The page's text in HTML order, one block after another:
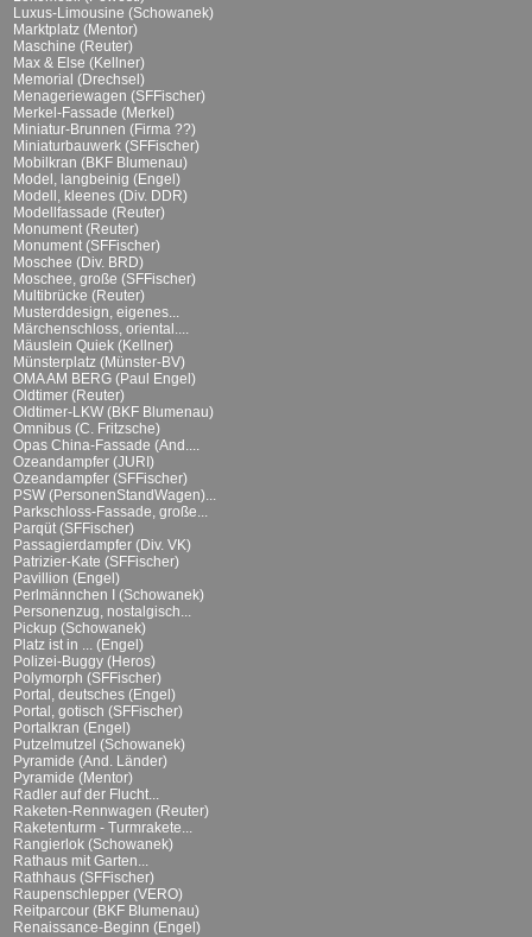
Luxus-Limousine (Schowanek)
Marktplatz (Mentor)
Maschine (Reuter)
Max & Else (Kellner)
Memorial (Drechsel)
Menageriewagen (SFFischer)
Merkel-Fassade (Merkel)
Miniatur-Brunnen (Firma ??)
Miniaturbauwerk (SFFischer)
Mobilkran (BKF Blumenau)
Model, langbeinig (Engel)
Modell, kleenes (Div. DDR)
Modellfassade (Reuter)
Monument (Reuter)
Monument (SFFischer)
Moschee (Div. BRD)
Moschee, große (SFFischer)
Multibrücke (Reuter)
Musterddesign, eigenes...
Märchenschloss, oriental....
Mäuslein Quiek (Kellner)
Münsterplatz (Münster-BV)
OMA AM BERG (Paul Engel)
Oldtimer (Reuter)
Oldtimer-LKW (BKF Blumenau)
Omnibus (C. Fritzsche)
Opas China-Fassade (And....
Ozeandampfer (JURI)
Ozeandampfer (SFFischer)
PSW (PersonenStandWagen)...
Parkschloss-Fassade, große...
Parqüt (SFFischer)
Passagierdampfer (Div. VK)
Patrizier-Kate (SFFischer)
Pavillion (Engel)
Perlmännchen I (Schowanek)
Personenzug, nostalgisch...
Pickup (Schowanek)
Platz ist in ... (Engel)
Polizei-Buggy (Heros)
Polymorph (SFFischer)
Portal, deutsches (Engel)
Portal, gotisch (SFFischer)
Portalkran (Engel)
Putzelmutzel (Schowanek)
Pyramide (And. Länder)
Pyramide (Mentor)
Radler auf der Flucht...
Raketen-Rennwagen (Reuter)
Raketenturm - Turmrakete...
Rangierlok (Schowanek)
Rathaus mit Garten...
Rathhaus (SFFischer)
Raupenschlepper (VERO)
Reitparcour (BKF Blumenau)
Renaissance-Beginn (Engel)